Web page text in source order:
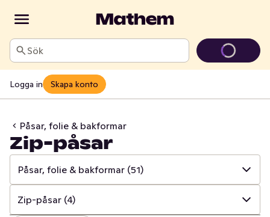
Sök
Logga in Skapa konto
Påsar, folie & bakformar
Zip-påsar
Påsar, folie & bakformar (51)
✓ Alla (999)
Zip-påsar (4)